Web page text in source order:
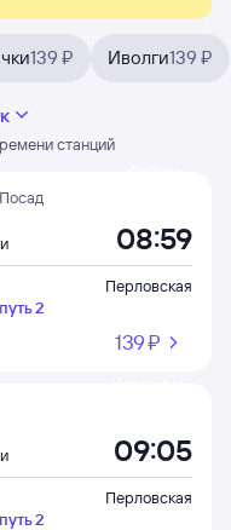
139 ₽ Иволги139 ₽
станций
08:59
Перловская
2
139 ⁠₽
09:05
Перловская
2